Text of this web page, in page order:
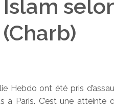
Hebdo ont été pris
Paris. C’est une atteinte